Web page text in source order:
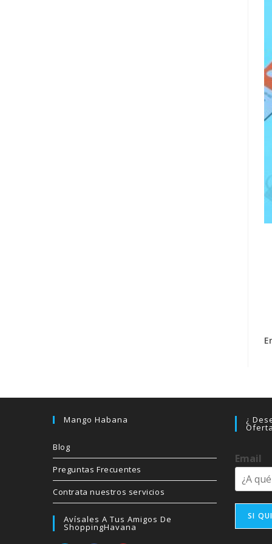
Mango Habana
Blog
Preguntas Frecuentes
Contrata nuestros servicios
Avísales A Tus Amigos De
ShoppingHavana
¿
Email
SI